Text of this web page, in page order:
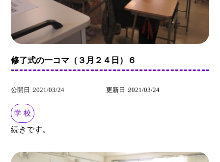
修了式の一コマ（３月２４日）６
公開日 2021/03/24 更新日 2021/03/24
学 校
続きです。